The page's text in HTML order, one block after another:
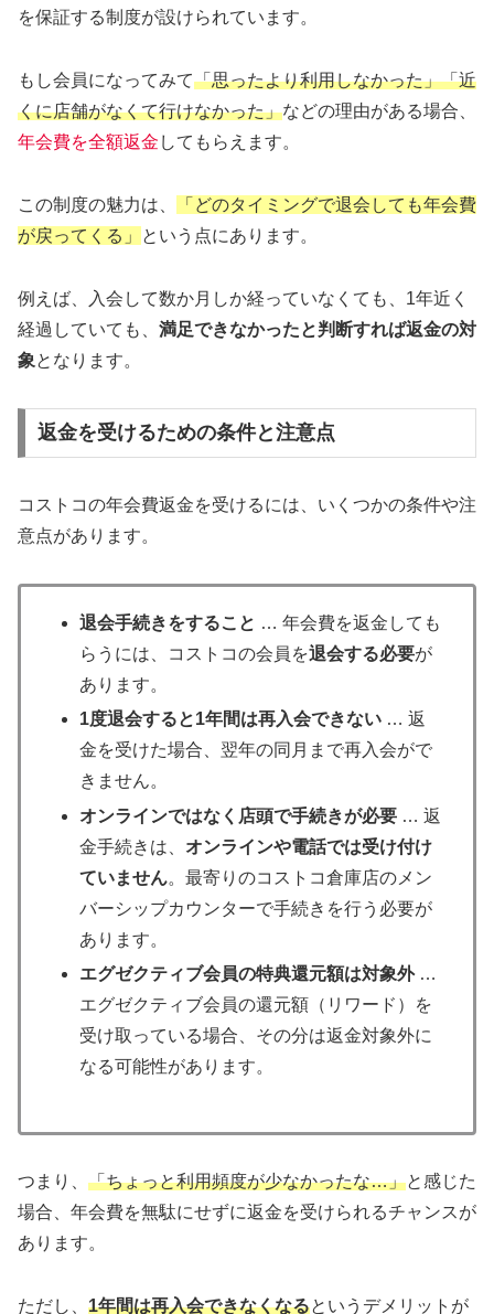
を保証する制度が設けられています。
もし会員になってみて「思ったより利用しなかった」「近
くに店舗がなくて行けなかった」などの理由がある場合、
年会費を全額返金 してもらえます。
この制度の魅力は、
「どのタイミングで退会しても年会費
が戻ってくる」
という点にあります。
例えば、入会して数か月しか経っていなくても、1年近く
経過していても、 満足できなかったと判断すれば返金の対
象となります。
返金を受けるための条件と注意点
コストコの年会費返金を受けるには、いくつかの条件や注
意点があります。
退会手続きをすること … 年会費を返金しても
らうには、コストコの会員を退会する必要が
あります。
1度退会すると1年間は再入会できない … 返
金を受けた場合、翌年の同月まで再入会がで
きません。
オンラインではなく店頭で手続きが必要 … 返
金手続きは、 オンラインや電話では受け付け
ていません。最寄りのコストコ倉庫店のメン
バーシップカウンターで手続きを行う必要が
あります。
エグゼクティブ会員の特典還元額は対象外…
エグゼクティブ会員の還元額（リワード）を
受け取っている場合、その分は返金対象外に
なる可能性があります。
つまり、 「ちょっと利用頻度が少なかったな…」と感じた
場合、年会費を無駄にせずに返金を受けられるチャンスが
あります。
ただし、 1年間は再入会できなくなるというデメリットが